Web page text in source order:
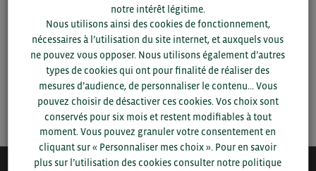
SAUVEGARDER
notre intérêt légitime.
Nous utilisons ainsi des cookies de fonctionnement,
nécessaires à l’utilisation du site internet, et auxquels vous
ne pouvez vous opposer. Nous utilisons également d’autres
types de cookies qui ont pour finalité de réaliser des
mesures d’audience, de personnaliser le contenu... Vous
pouvez choisir de désactiver ces cookies. Vos choix sont
conservés pour six mois et restent modifiables à tout
moment. Vous pouvez granuler votre consentement en
cliquant sur « Personnaliser mes choix ». Pour en savoir
plus sur l’utilisation des cookies consulter notre politique